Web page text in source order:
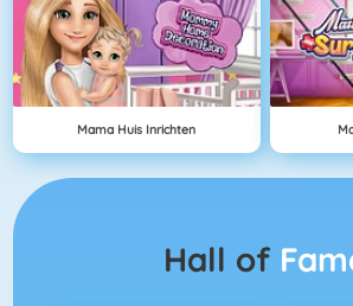
Mama Huis Inrichten
Hall of